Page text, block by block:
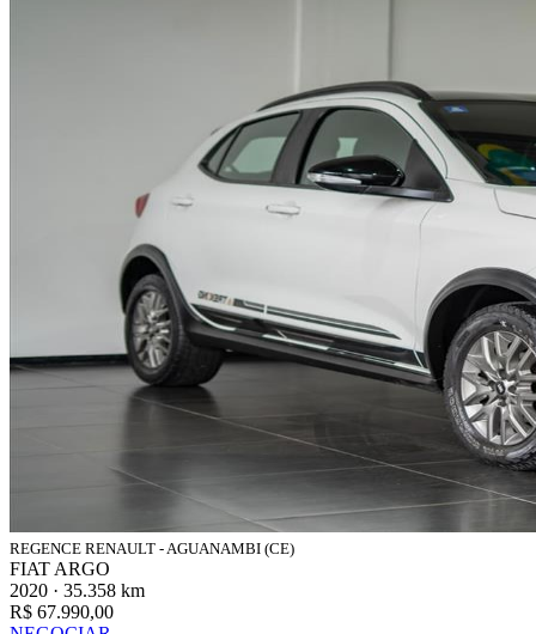
REGENCE RENAULT - AGUANAMBI (CE)
FIAT ARGO
2020 · 35.358 km
R$ 67.990,00